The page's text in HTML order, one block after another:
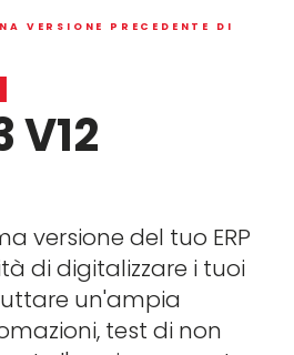
VERSIONE PRECEDENTE DI
V12
versione del tuo ERP
di digitalizzare i tuoi
un'ampia
test di non